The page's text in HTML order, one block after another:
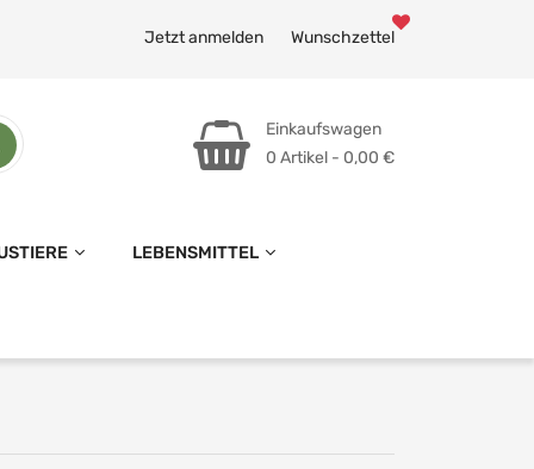
Jetzt anmelden Wunschzettel
Einkaufswagen
0 Artikel - 0,00 €
LEBENSMITTEL